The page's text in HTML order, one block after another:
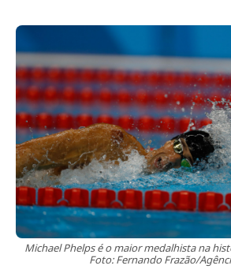
Michael Phelps é o maior medalhista na
Foto: Fernando Frazão/